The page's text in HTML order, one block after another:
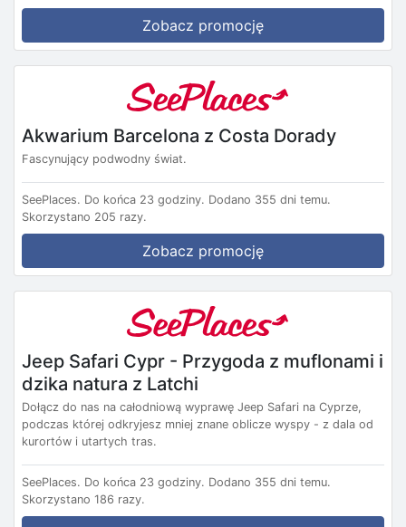
Zobacz promocję
Akwarium Barcelona z Costa Dorady
Fascynujący podwodny świat.
SeePlaces. Do końca 23 godziny. Dodano 355 dni temu.
Skorzystano 205 razy.
Zobacz promocję
Jeep Safari Cypr - Przygoda z muflonami i
dzika natura z Latchi
Dołącz do nas na całodniową wyprawę Jeep Safari na Cyprze,
podczas której odkryjesz mniej znane oblicze wyspy - z dala od
kurortów i utartych tras.
SeePlaces. Do końca 23 godziny. Dodano 355 dni temu.
Skorzystano 186 razy.